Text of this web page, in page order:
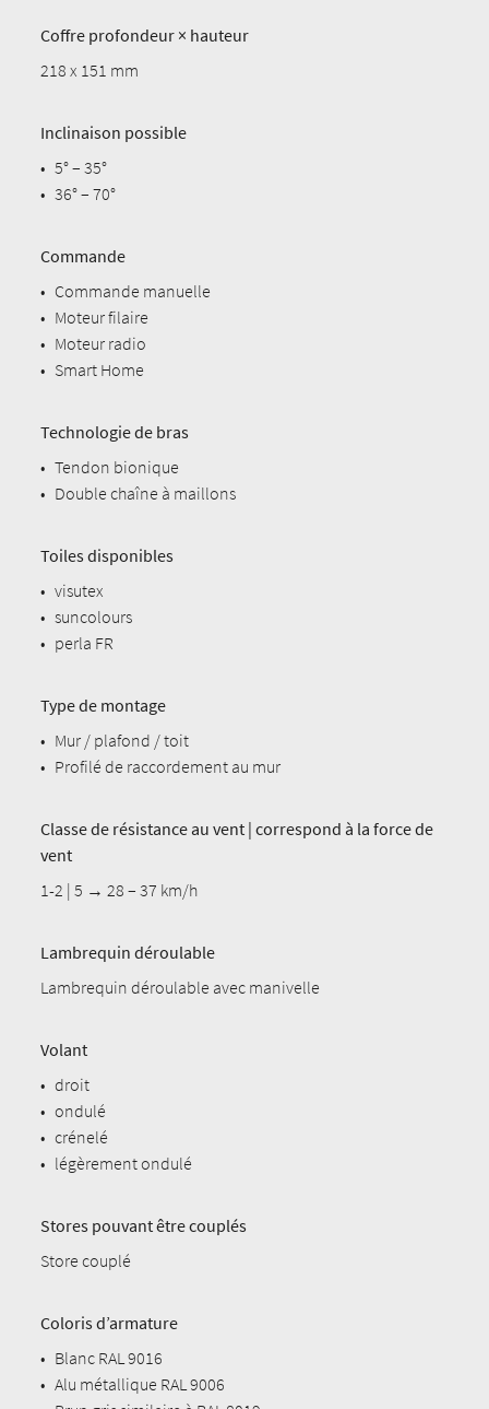
Coffre profondeur × hauteur
218 x 151 mm
Inclinaison possible
• 5° – 35°
• 36° – 70°
Commande
• Commande manuelle
• Moteur filaire
• Moteur radio
• Smart Home
Technologie de bras
• Tendon bionique
• Double chaîne à maillons
Toiles disponibles
• visutex
• suncolours
• perla FR
Type de montage
• Mur / plafond / toit
• Profilé de raccordement au mur
Classe de résistance au vent | correspond à la force de
vent
1-2 | 5 → 28 – 37 km/h
Lambrequin déroulable
Lambrequin déroulable avec manivelle
Volant
• droit
• ondulé
• crénelé
• légèrement ondulé
Stores pouvant être couplés
Store couplé
Coloris d’armature
• Blanc RAL 9016
• Alu métallique RAL 9006